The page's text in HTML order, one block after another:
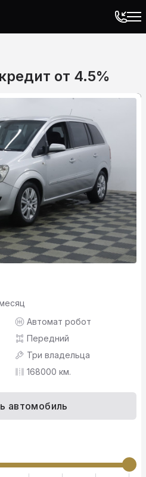
от 4.5%
Автомат робот
Передний
Три владельца
168000 км.
автомобиль